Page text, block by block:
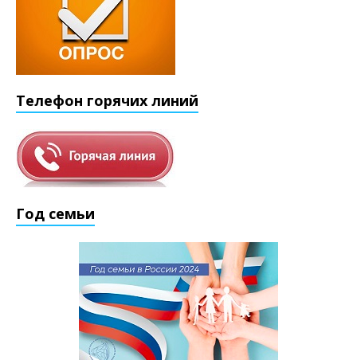
Телефон горячих линий
Год семьи